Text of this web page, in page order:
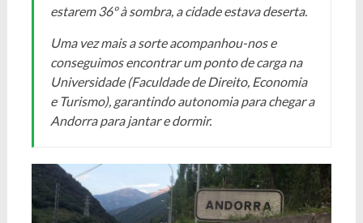
estarem 36º à sombra, a cidade estava deserta.
Uma vez mais a sorte acompanhou-nos e
conseguimos encontrar um ponto de carga na
Universidade (Faculdade de Direito, Economia
e Turismo), garantindo autonomia para chegar a
Andorra para jantar e dormir.